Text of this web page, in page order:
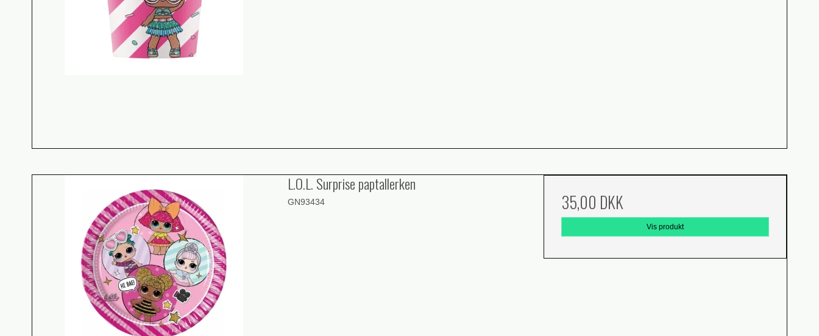
L.O.L. Surprise paptallerken
GN93434 35,00 DKK
Vis produkt